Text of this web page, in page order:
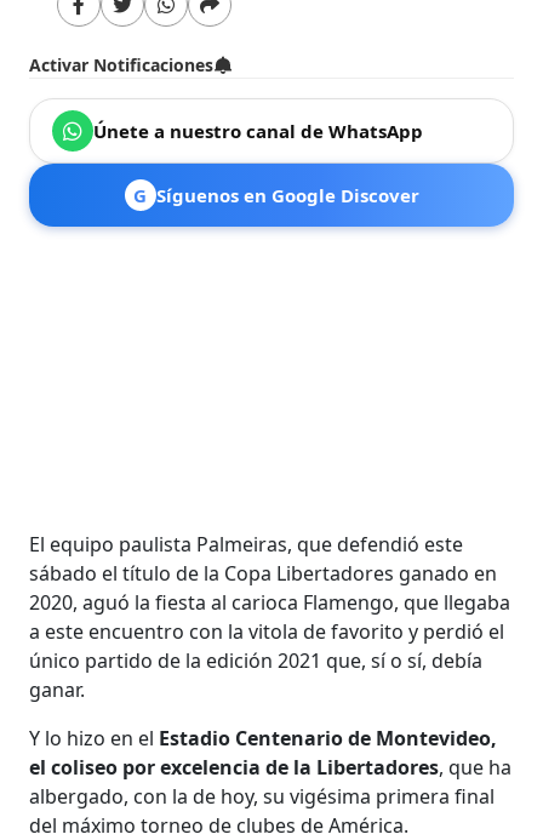
Activar Notificaciones
Únete a nuestro canal de WhatsApp
G Síguenos en Google Discover
El equipo paulista Palmeiras, que defendió este
sábado el título de la Copa Libertadores ganado en
2020, aguó la fiesta al carioca Flamengo, que llegaba
a este encuentro con la vitola de favorito y perdió el
único partido de la edición 2021 que, sí o sí, debía
ganar.
Y lo hizo en el Estadio Centenario de Montevideo,
el coliseo por excelencia de la Libertadores, que ha
albergado, con la de hoy, su vigésima primera final
del máximo torneo de clubes de América.